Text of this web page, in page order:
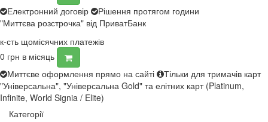
Електронний договір
Рішення протягом години
"Миттєва розстрочка" від ПриватБанк
к-сть щомісячних платежів
0 грн в місяць
Миттєве оформлення прямо на сайті
Тільки для тримачів карт
"Універсальна", "Універсальна Gold" та елітних карт (Platinum,
Infinite, World Signia / Elite)
Категорії